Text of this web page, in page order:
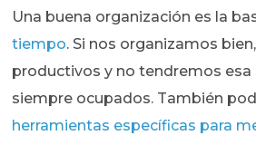
Una buena organización es la
tiempo. Si nos organizamos
productivos y no tendremos esa
siempre ocupados. También
herramientas específicas para